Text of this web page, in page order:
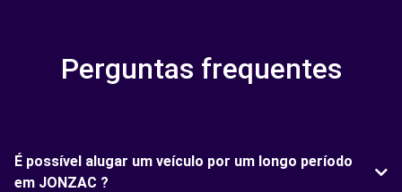
Perguntas frequentes
É possível alugar um veículo por um longo período
em JONZAC ?